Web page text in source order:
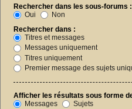
Rechercher dans les sous-forums :
Oui
Non
Rechercher dans :
Titres et messages
Messages uniquement
Titres uniquement
Premier message des sujets
Afficher les résultats sous forme
Messages
Sujets